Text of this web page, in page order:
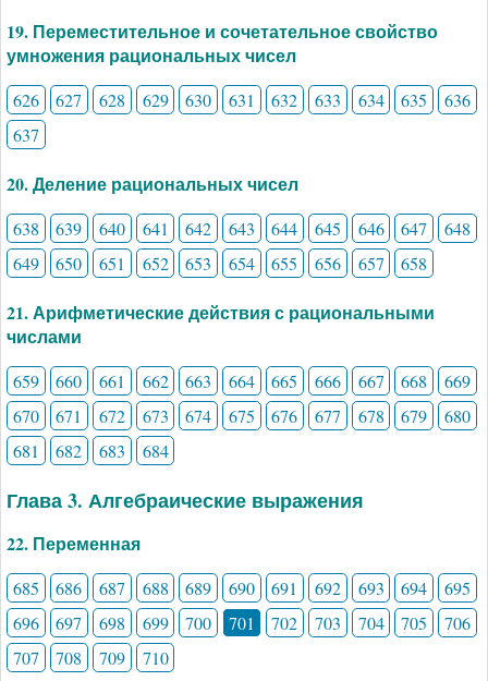
19. Переместительное и сочетательное свойство
умножения рациональных чисел
626 627 628 629 630 631 632 633 634 635
636
637
20. Деление рациональных чисел
638 639 640 641 642 643 644 645 646 647
648
649
650 651 652 653 654 655 656 657 658
21. Арифметические действия с рациональными
числами
659 660 661 662 663 664 665 666 667 668
669
670
671 672 673 674 675 676 677 678 679
680
681
682 683 684
Глава 3. Алгебраические выражения
22. Переменная
685 686 687 688 689 690 691 692 693 694
695
696
697 698 699 700 701 702 703 704 705
706
707
708 709 710